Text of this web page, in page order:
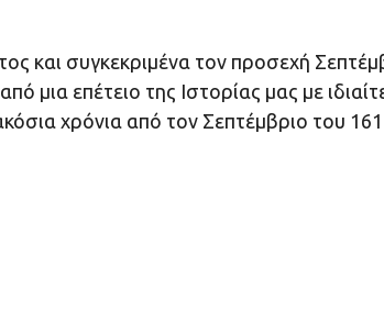
και συγκεκριμένα τον προσεχή
μια επέτειο της Ιστορίας μας με
χρόνια από τον Σεπτέμβριο του